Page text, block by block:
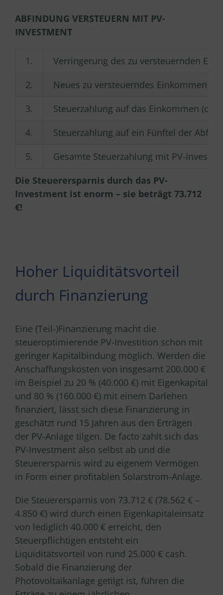
ABFINDUNG VERSTEUERN MIT PV-
INVESTMENT
1.
Verringerung des zu versteuernden
2.
Neues zu versteuerndes Einkommen
3.
Steuerzahlung auf das Einkommen
4.
Steuerzahlung auf ein Fünftel der
5.
Gesamte Steuerzahlung mit PV-
Die Steuerersparnis durch das PV-
Investment ist enorm – sie beträgt 73.712
€!
Hoher Liquiditätsvorteil
durch Finanzierung
Eine (Teil-)Finanzierung macht die
steueroptimierende PV-Investition schon mit
geringer Kapitalbindung möglich. Werden die
Anschaffungskosten von insgesamt 200.000 €
im Beispiel zu 20 % (40.000 €) mit Eigenkapital
und 80 % (160.000 €) mit einem Darlehen
finanziert, lässt sich diese Finanzierung in
geschätzt rund 15 Jahren aus den Erträgen
der PV-Anlage tilgen. De facto zahlt sich das
PV-Investment also selbst ab und die
Steuerersparnis wird zu eigenem Vermögen
in Form einer profitablen Solarstrom-Anlage.
Die Steuerersparnis von 73.712 € (78.562 € –
4.850 €) wird durch einen Eigenkapitaleinsatz
von lediglich 40.000 € erreicht, den
Steuerpflichtigen entsteht ein
Liquiditätsvorteil von rund 25.000 € cash.
Sobald die Finanzierung der
Photovoltaikanlage getilgt ist, führen die